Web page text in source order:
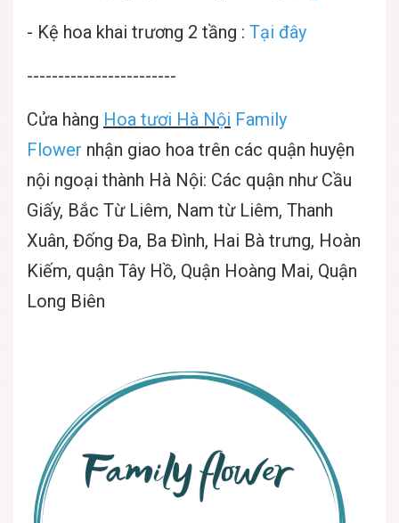
- Kệ hoa khai trương 2 tầng : Tại đây
------------------------
Cửa hàng Hoa tươi Hà Nội Family
Flower nhận giao hoa trên các quận huyện
nội ngoại thành Hà Nội: Các quận như Cầu
Giấy, Bắc Từ Liêm, Nam từ Liêm, Thanh
Xuân, Đống Đa, Ba Đình, Hai Bà trưng, Hoàn
Kiếm, quận Tây Hồ, Quận Hoàng Mai, Quận
Long Biên